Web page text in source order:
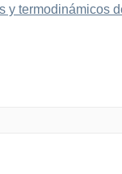
y termodinámicos